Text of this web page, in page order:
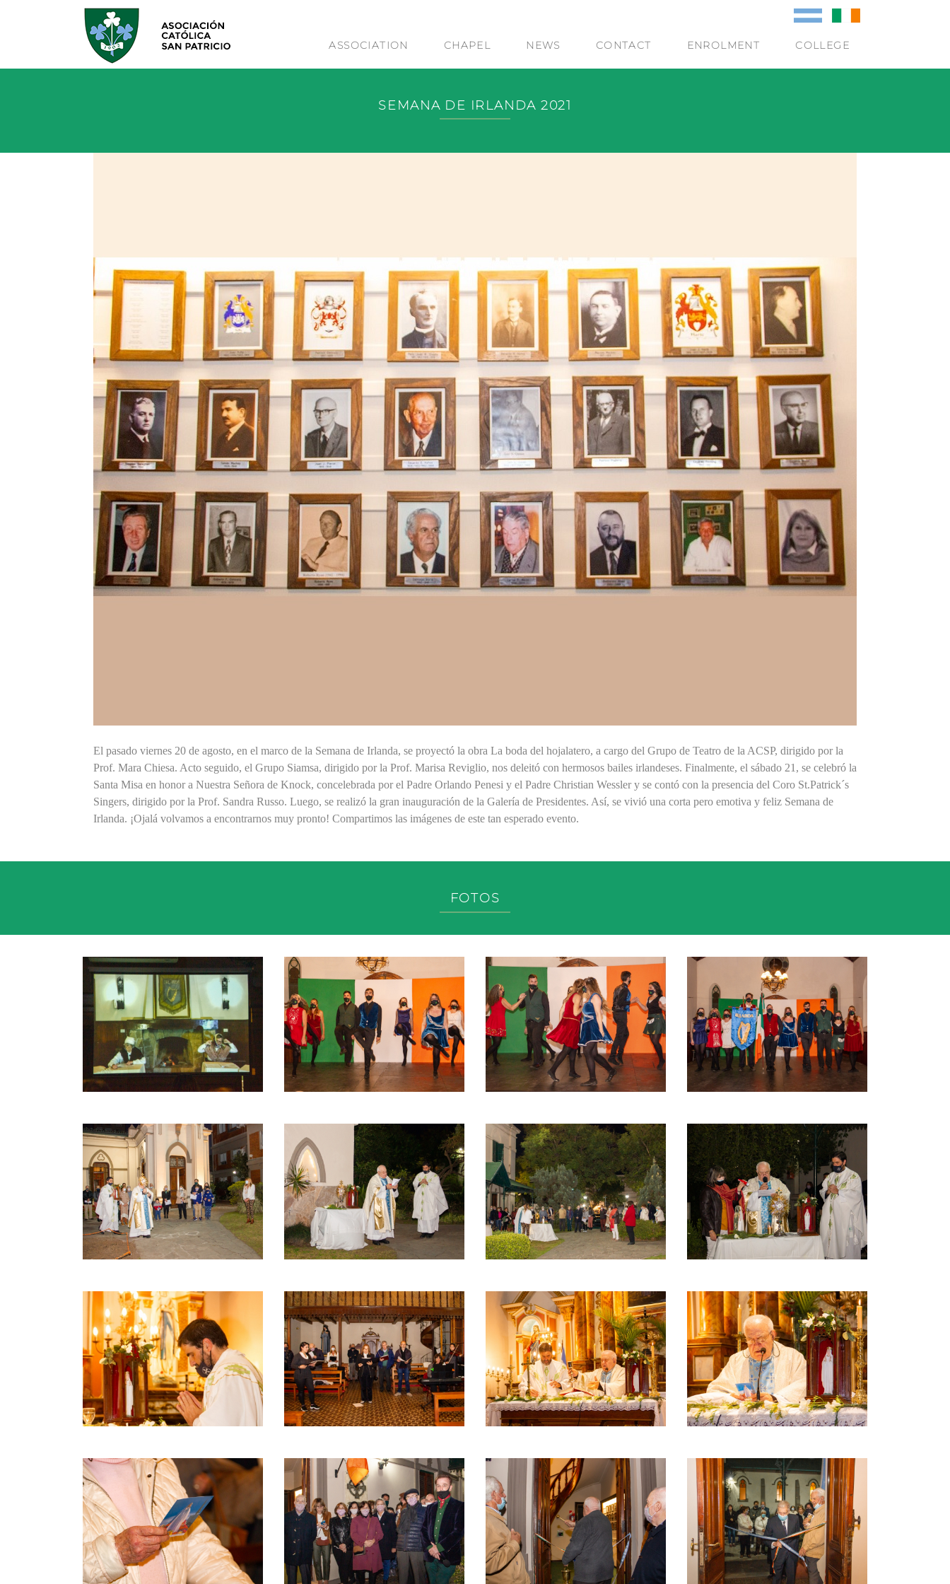
ASSOCIATION CHAPEL NEWS CONTACT ENROLMENT COLLEGE
SEMANA DE IRLANDA 2021
El pasado viernes 20 de agosto, en el marco de la Semana de Irlanda, se proyectó la obra La boda del hojalatero, a cargo del Grupo de Teatro de la ACSP, dirigido por la
Prof. Mara Chiesa. Acto seguido, el Grupo Siamsa, dirigido por la Prof. Marisa Reviglio, nos deleitó con hermosos bailes irlandeses. Finalmente, el sábado 21, se celebró la
Santa Misa en honor a Nuestra Señora de Knock, concelebrada por el Padre Orlando Penesi y el Padre Christian Wessler y se contó con la presencia del Coro St.Patrick´s
Singers, dirigido por la Prof. Sandra Russo. Luego, se realizó la gran inauguración de la Galería de Presidentes. Así, se vivió una corta pero emotiva y feliz Semana de
Irlanda. ¡Ojalá volvamos a encontrarnos muy pronto! Compartimos las imágenes de este tan esperado evento.
FOTOS